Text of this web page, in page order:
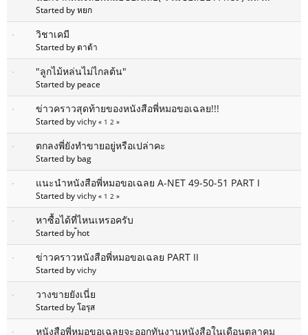
Started by หยก
วิชาเคมี
Started by ตาต้า
"ลูกไม้หล่นไม่ไกลต้น"
Started by peace
ข่าวคราวสุดท้ายของหนังสือพี่หมอขอเฉลย!!!
Started byvichy « 1 2 »
ตกลงพี่ยังทำขายอยู่หรือเปล่าคะ
Started by bag
แนะนำหนังสือพี่หมอขอเฉลย A-NET 49-50-51 PART I
Started byvichy « 1 2 »
หาซื้อได้ที่ไหนเหรอครับ
Started by ้hot
ข่าวคราวหนังสือพี่หมอขอเฉลย PART II
Started byvichy
วางขายยังเนี่ย
Started by โอรุส
หนังสือพี่หมอขอเฉลยจะออกทันงานหนังสือในเดือนตุลาคม